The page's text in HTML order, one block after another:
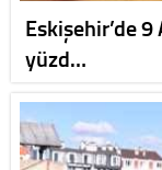
Eskişehir’de
yüzd…